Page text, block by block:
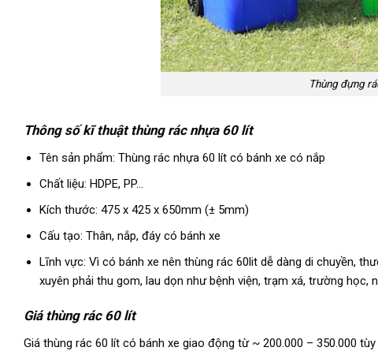
Thùng đựng
Thông số kĩ thuật thùng rác nhựa 60 lít
Tên sản phẩm: Thùng rác nhựa 60 lít có bánh xe có nắp
Chất liệu: HDPE, PP…
Kích thước: 475 x 425 x 650mm (± 5mm)
Cấu tạo: Thân, nắp, đáy có bánh xe
Lĩnh vực: Vì có bánh xe nên thùng rác 60lit dễ dàng di chuyền,
xuyên phải thu gom, lau dọn như bệnh viện, trạm xá, trường học,
Giá thùng rác 60 lít
Giá thùng rác 60 lít có bánh xe giao động từ ~ 200.000 – 350.000